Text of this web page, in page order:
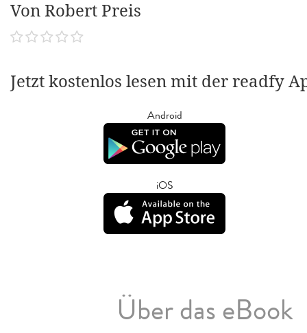
Von Robert Preis
Jetzt kostenlos lesen mit der readfy
Android
iOS
Über das eBook